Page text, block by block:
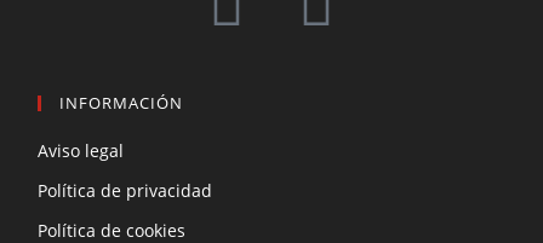
INFORMACIÓN
Aviso legal
Política de privacidad
Política de cookies